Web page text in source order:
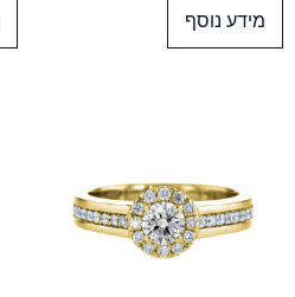
מידע נוסף